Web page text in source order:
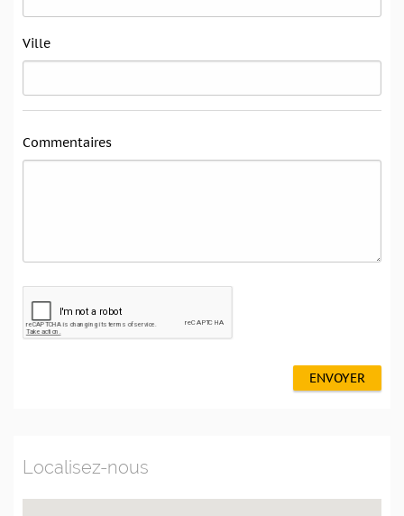
Ville
Commentaires
ENVOYER
Localisez-nous